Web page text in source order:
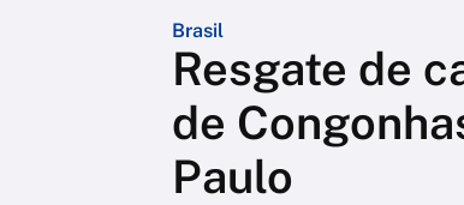
Brasil
Resgate de
de
Paulo